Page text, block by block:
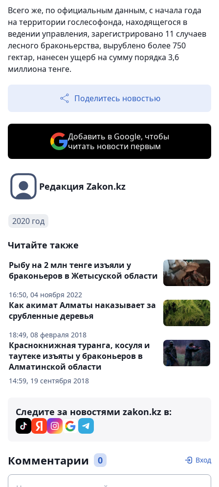
Всего же, по официальным данным, с начала года
на территории гослесофонда, находящегося в
ведении управления, зарегистрировано 11 случаев
лесного браконьерства, вырублено более 750
гектар, нанесен ущерб на сумму порядка 3,6
миллиона тенге.
Поделитесь новостью
Добавить в Google, чтобы
читать новости первым
Редакция Zakon.kz
2020 год
Читайте также
16:50, 04 ноября 2022
Рыбу на 2 млн тенге изъяли у
браконьеров в Жетысуской области
18:49, 08 февраля 2018
Как акимат Алматы наказывает за
срубленные деревья
14:59, 19 сентября 2018
Краснокнижная туранга, косуля и
таутеке изъяты у браконьеров в
Алматинской области
Следите за новостями zakon.kz в:
Комментарии 0 Вход